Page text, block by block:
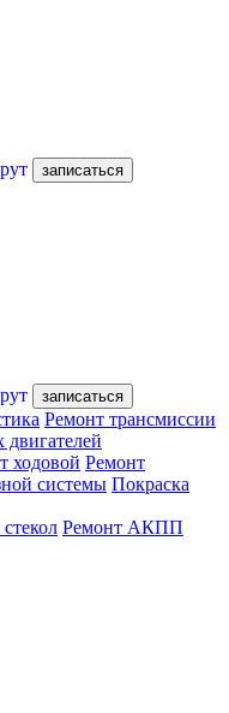
записаться
записаться
Ремонт трансмиссии
ходовой Ремонт
системы Покраска
Ремонт АКПП